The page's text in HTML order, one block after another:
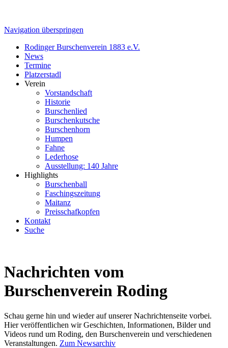
Navigation überspringen
Rodinger Burschenverein 1883 e.V.
News
Termine
Platzerstadl
Verein
Vorstandschaft
Historie
Burschenlied
Burschenkutsche
Burschenhorn
Humpen
Fahne
Lederhose
Ausstellung: 140 Jahre
Highlights
Burschenball
Faschingszeitung
Maitanz
Preisschafkopfen
Kontakt
Suche
Nachrichten vom
Burschenverein Roding
Schau gerne hin und wieder auf unserer Nachrichtenseite vorbei.
Hier veröffentlichen wir Geschichten, Informationen, Bilder und
Videos rund um Roding, den Burschenverein und verschiedenen
Veranstaltungen. Zum Newsarchiv